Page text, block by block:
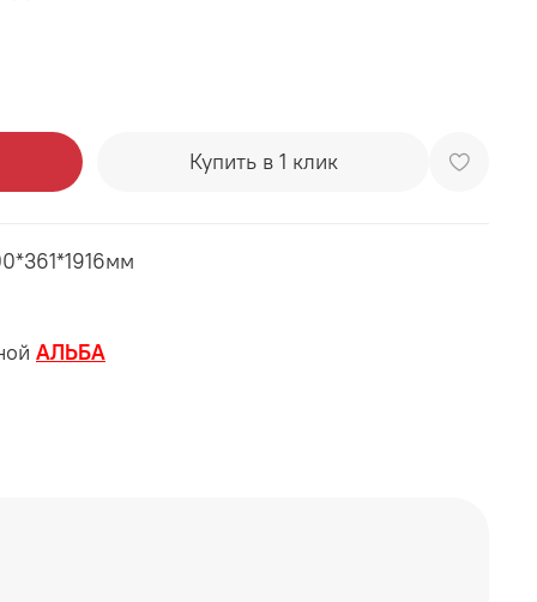
Купить в 1 клик
АЛЬБА